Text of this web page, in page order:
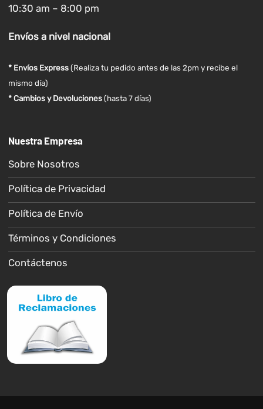
10:30 am – 8:00 pm
Envíosa nivel nacional
* Envíos Express(Realiza tu pedido antes de las 2pm y recibe el
mismo día)
* Cambios y Devoluciones (hasta 7 días)
Nuestra Empresa
Sobre Nosotros
Política de Privacidad
Política de Envío
Términos y Condiciones
Contáctenos